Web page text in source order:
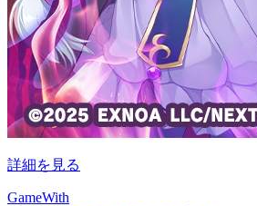
詳細を見る
GameWith